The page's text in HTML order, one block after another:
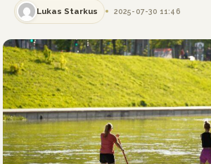
Lukas Starkus 2025-07-30 11:46